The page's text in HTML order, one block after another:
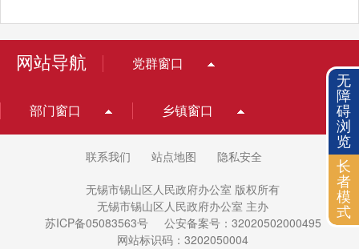
网站导航 党群窗口
部门窗口 乡镇窗口
联系我们 站点地图 隐私安全
无锡市锡山区人民政府办公室 版权所有
无锡市锡山区人民政府办公室 主办
苏ICP备05083563号
公安备案号：32020502000495
网站标识码：3202050004
无
障
碍
浏
览
长
者
模
式